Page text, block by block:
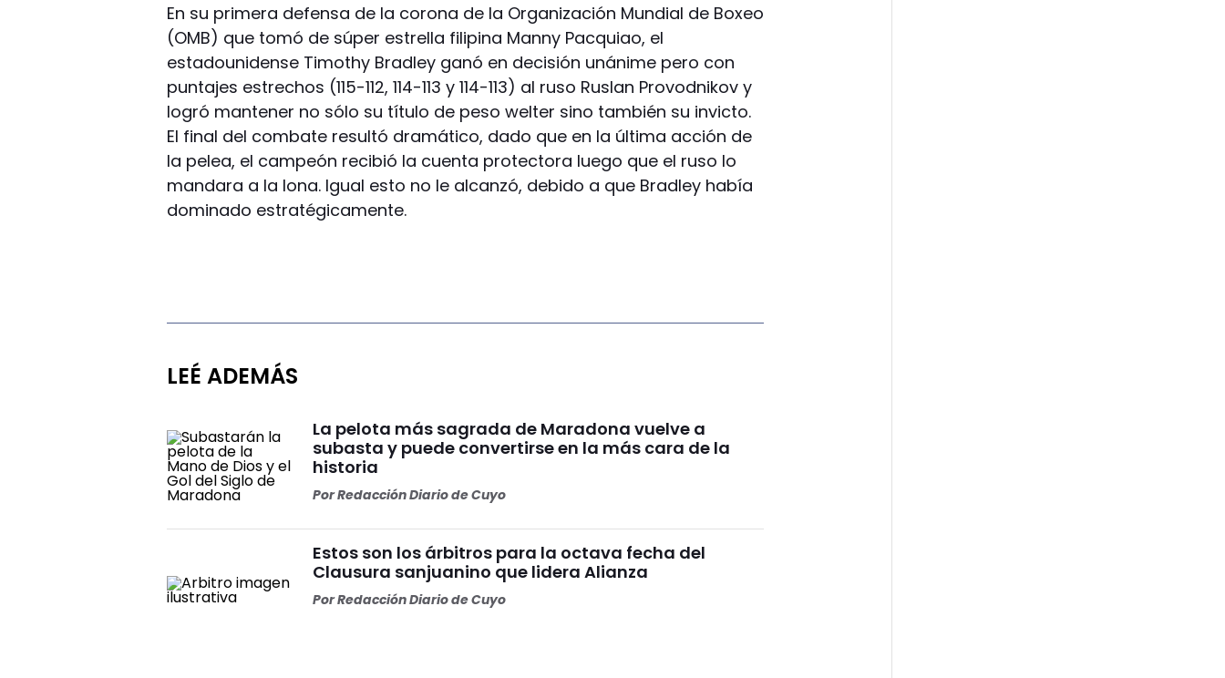
En su primera defensa de la corona de la Organización Mundial de Boxeo
(OMB) que tomó de súper estrella filipina Manny Pacquiao, el
estadounidense Timothy Bradley ganó en decisión unánime pero con
puntajes estrechos (115-112, 114-113 y 114-113) al ruso Ruslan Provodnikov y
logró mantener no sólo su título de peso welter sino también su invicto.
El final del combate resultó dramático, dado que en la última acción de
la pelea, el campeón recibió la cuenta protectora luego que el ruso lo
mandara a la lona. Igual esto no le alcanzó, debido a que Bradley había
dominado estratégicamente.
LEÉ ADEMÁS
La pelota más sagrada de Maradona vuelve a
subasta y puede convertirse en la más cara de la
historia
PorRedacción Diario de Cuyo
Estos son los árbitros para la octava fecha del
Clausura sanjuanino que lidera Alianza
PorRedacción Diario de Cuyo